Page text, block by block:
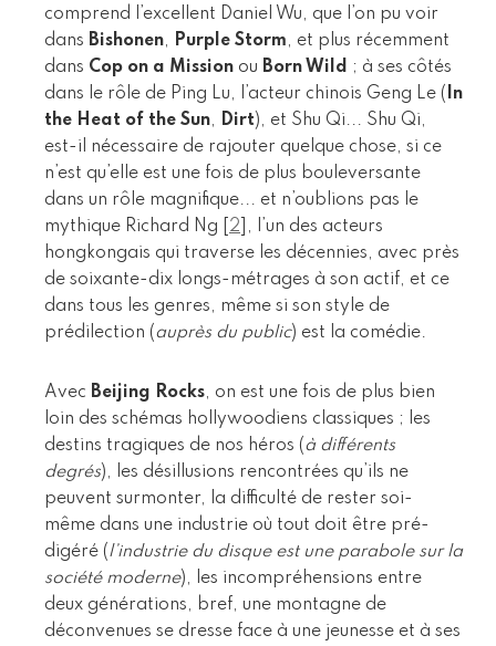
comprend l’excellent Daniel Wu, que l’on pu voir
dans Bishonen, Purple Storm, et plus récemment
dans Cop on a Mission ou Born Wild
; à ses côtés
dans le rôle de Ping Lu, l’acteur chinois Geng Le ( In
the Heat of the Sun, Dirt), et Shu Qi... Shu Qi,
est-il nécessaire de rajouter quelque chose, si ce
n’est qu’elle est une fois de plus bouleversante
dans un rôle magnifique... et n’oublions pas le
mythique Richard Ng
2 , l’un des acteurs
hongkongais qui traverse les décennies, avec près
de soixante-dix longs-métrages à son actif, et ce
dans tous les genres, même si son style de
prédilection (auprès du public) est la comédie.
Avec Beijing Rocks, on est une fois de plus bien
loin des schémas hollywoodiens classiques ; les
destins tragiques de nos héros (à différents
degrés), les désillusions rencontrées qu’ils ne
peuvent surmonter, la difficulté de rester soi-
même dans une industrie où tout doit être pré-
digéré (l’industrie du disque est une parabole sur la
société moderne), les incompréhensions entre
deux générations, bref, une montagne de
déconvenues se dresse face à une jeunesse et à ses